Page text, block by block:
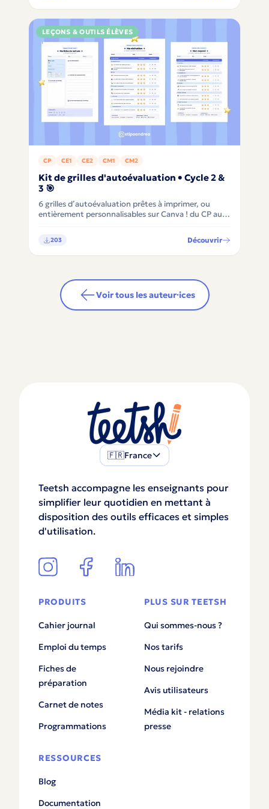
LEÇONS & OUTILS ÉLÈVES
CP CE1 CE2 CM1 CM2
Kit de grilles d'autoévaluation • Cycle 2 &
3 🎯
6 grilles d’autoévaluation prêtes à imprimer, ou
entièrement personnalisables sur Canva ! du CP au
203 Découvrir
Voir tous les auteur·ices
🇫🇷France
Teetsh accompagne les enseignants pour
simplifier leur quotidien en mettant à
disposition des outils efficaces et simples
d'utilisation.
PRODUITS
Cahier journal
Emploi du temps
Fiches de
préparation
Carnet de notes
Programmations
PLUS SUR TEETSH
Qui sommes-nous ?
Nos tarifs
Nous rejoindre
Avis utilisateurs
Média kit - relations
presse
RESSOURCES
Blog
Documentation